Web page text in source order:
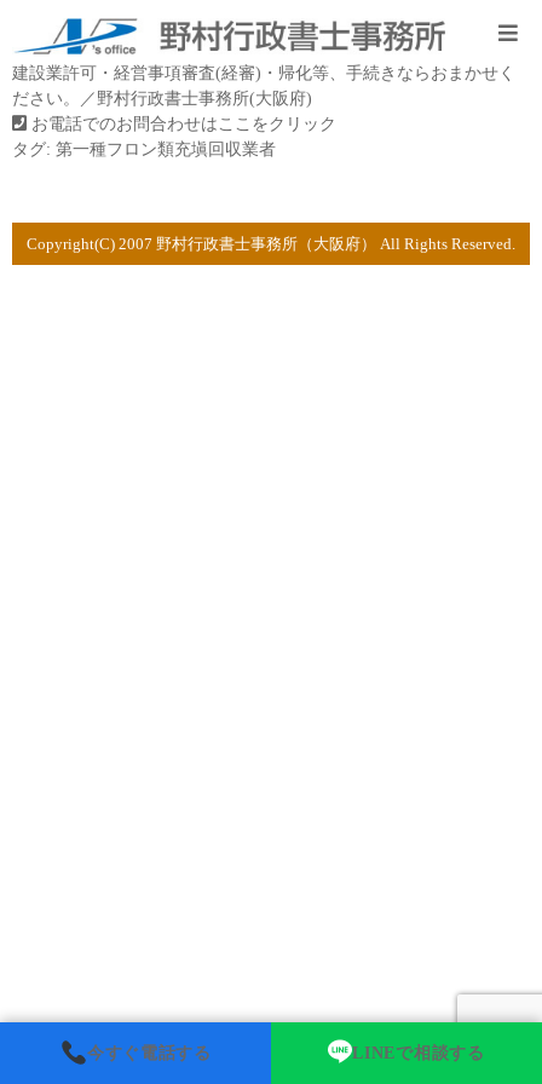
建設業許可・経営事項審査(経審)・帰化等、手続きならおまかせく
ださい。／野村行政書士事務所(大阪府)
お電話でのお問合わせはここをクリック
タグ: 第一種フロン類充塡回収業者
Copyright(C) 2007 野村行政書士事務所（大阪府） All Rights Reserved.
今すぐ電話する LINEで相談する